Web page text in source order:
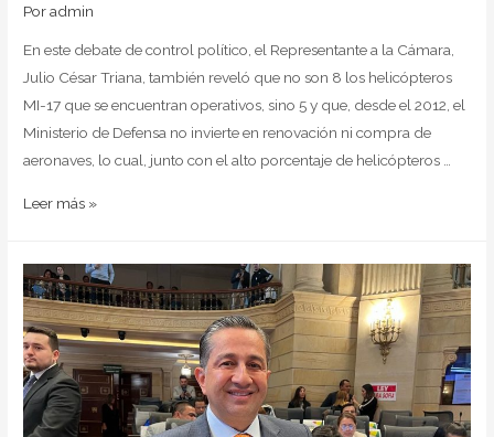
Poradmin
En este debate de control político, el Representante a la Cámara,
Julio César Triana, también reveló que no son 8 los helicópteros
MI-17 que se encuentran operativos, sino 5 y que, desde el 2012, el
Ministerio de Defensa no invierte en renovación ni compra de
aeronaves, lo cual, junto con el alto porcentaje de helicópteros …
Leer más »